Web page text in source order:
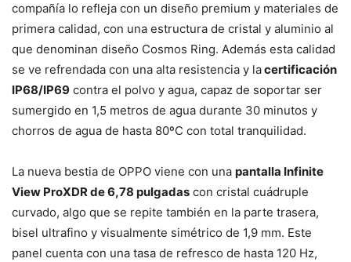
compañía lo refleja con un diseño premium y materiales de
primera calidad, con una estructura de cristal y aluminio al
que denominan diseño Cosmos Ring. Además esta calidad
se ve refrendada con una alta resistencia y lacertificación
IP68/IP69 contra el polvo y agua, capaz de soportar ser
sumergido en 1,5 metros de agua durante 30 minutos y
chorros de agua de hasta 80ºC con total tranquilidad.
La nueva bestia de OPPO viene con una pantalla Infinite
View ProXDR de 6,78 pulgadas con cristal cuádruple
curvado, algo que se repite también en la parte trasera,
bisel ultrafino y visualmente simétrico de 1,9 mm. Este
panel cuenta con una tasa de refresco de hasta 120 Hz,